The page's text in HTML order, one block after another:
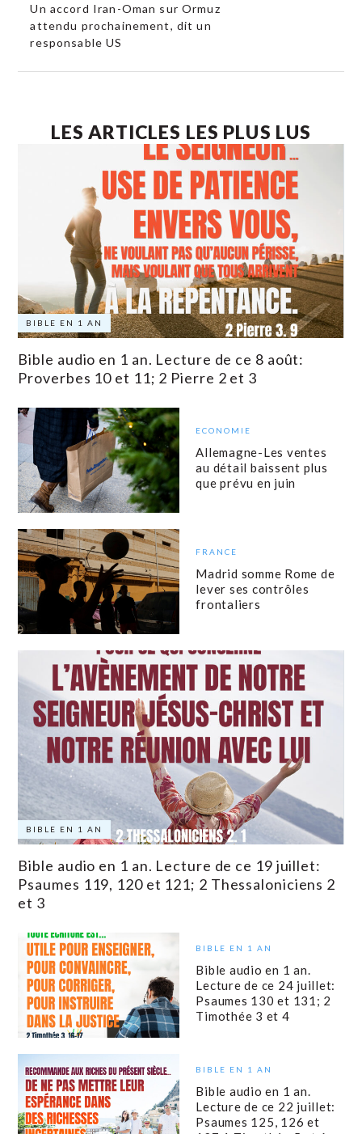
Un accord Iran-Oman sur Ormuz
attendu prochainement, dit un
responsable US
LES ARTICLES LES PLUS LUS
BIBLE EN 1 AN
Bible audio en 1 an. Lecture de ce 8 août:
Proverbes 10 et 11; 2 Pierre 2 et 3
ECONOMIE
Allemagne-Les ventes
au détail baissent plus
que prévu en juin
FRANCE
Madrid somme Rome de
lever ses contrôles
frontaliers
BIBLE EN 1 AN
Bible audio en 1 an. Lecture de ce 19 juillet:
Psaumes 119, 120 et 121; 2 Thessaloniciens 2
et 3
BIBLE EN 1 AN
Bible audio en 1 an.
Lecture de ce 24 juillet:
Psaumes 130 et 131; 2
Timothée 3 et 4
BIBLE EN 1 AN
Bible audio en 1 an.
Lecture de ce 22 juillet:
Psaumes 125, 126 et